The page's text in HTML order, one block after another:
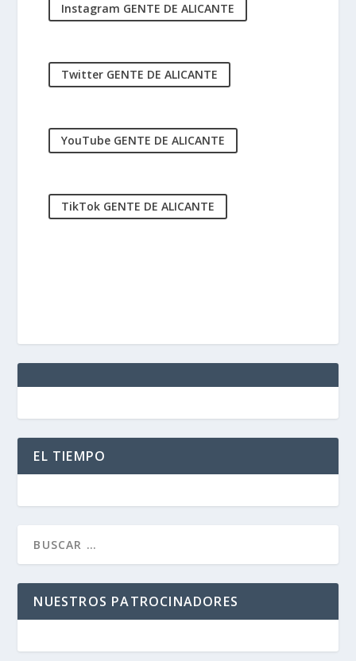
Instagram GENTE DE ALICANTE
Twitter GENTE DE ALICANTE
YouTube GENTE DE ALICANTE
TikTok GENTE DE ALICANTE
EL TIEMPO
NUESTROS PATROCINADORES